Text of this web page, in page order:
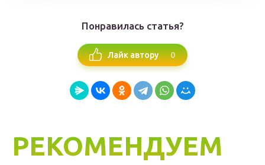
Понравилась статья?
Лайк автору 0
РЕКОМЕНДУЕМ